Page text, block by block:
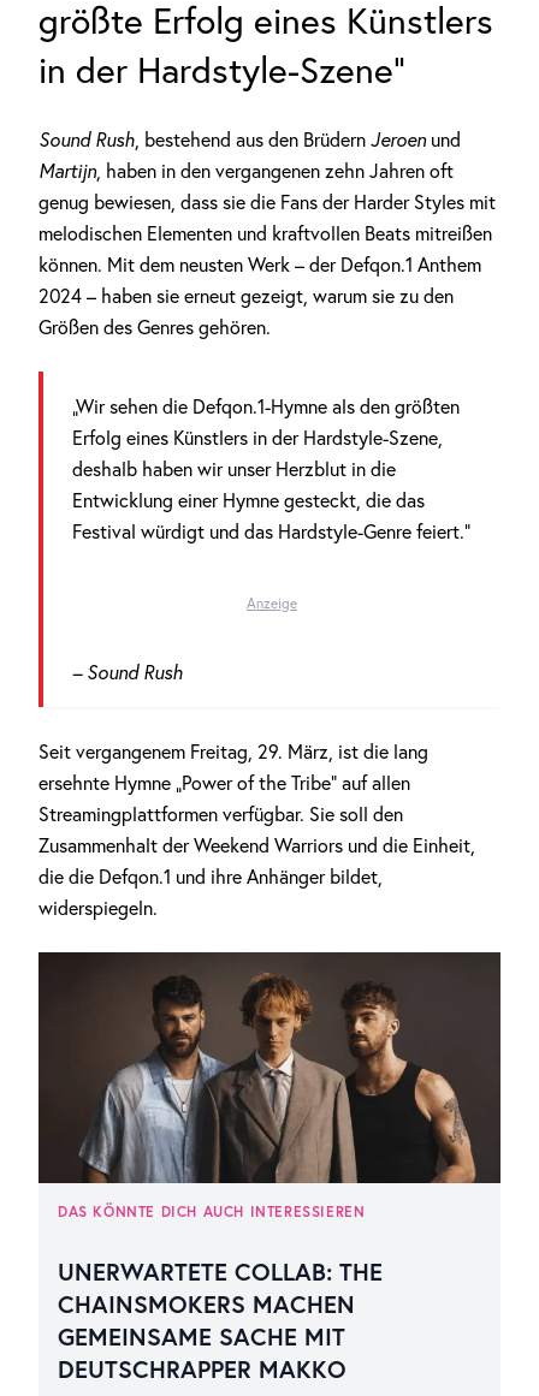
größte Erfolg eines Künstlers
in der Hardstyle-Szene“
Sound Rush, bestehend aus den Brüdern Jeroen und
Martijn, haben in den vergangenen zehn Jahren oft
genug bewiesen, dass sie die Fans der Harder Styles mit
melodischen Elementen und kraftvollen Beats mitreißen
können. Mit dem neusten Werk – der Defqon.1 Anthem
2024 – haben sie erneut gezeigt, warum sie zu den
Größen des Genres gehören.
„Wir sehen die Defqon.1-Hymne als den größten
Erfolg eines Künstlers in der Hardstyle-Szene,
deshalb haben wir unser Herzblut in die
Entwicklung einer Hymne gesteckt, die das
Festival würdigt und das Hardstyle-Genre feiert.“
Anzeige
– Sound Rush
Seit vergangenem Freitag, 29. März, ist die lang
ersehnte Hymne „Power of the Tribe“ auf allen
Streamingplattformen verfügbar. Sie soll den
Zusammenhalt der Weekend Warriors und die Einheit,
die die Defqon.1 und ihre Anhänger bildet,
widerspiegeln.
DAS KÖNNTE DICH AUCH INTERESSIEREN
UNERWARTETE COLLAB: THE
CHAINSMOKERS MACHEN
GEMEINSAME SACHE MIT
DEUTSCHRAPPER MAKKO